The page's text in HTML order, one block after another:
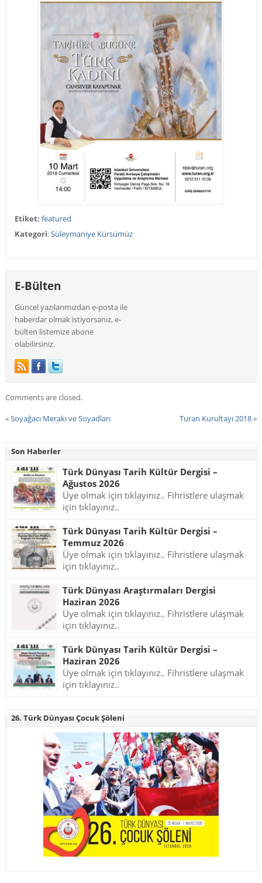
Etiket: featured
Kategori:Süleymaniye Kürsümüz
E-Bülten
Güncel yazılarımızdan e-posta ile
haberdar olmak istiyorsanız, e-
bülten listemize abone
olabilirsiniz.
Comments are closed.
«Soyağacı Merakı ve Soyadları Turan Kurultayı 2018»
Son Haberler
Türk Dünyası Tarih Kültür Dergisi –
Ağustos 2026
Üye olmak için tıklayınız.. Fihristlere ulaşmak
için tıklayınız..
Türk Dünyası Tarih Kültür Dergisi –
Temmuz 2026
Üye olmak için tıklayınız.. Fihristlere ulaşmak
için tıklayınız..
Türk Dünyası Araştırmaları Dergisi
Haziran 2026
Üye olmak için tıklayınız.. Fihristlere ulaşmak
için tıklayınız..
Türk Dünyası Tarih Kültür Dergisi –
Haziran 2026
Üye olmak için tıklayınız.. Fihristlere ulaşmak
için tıklayınız..
26. Türk Dünyası Çocuk Şöleni